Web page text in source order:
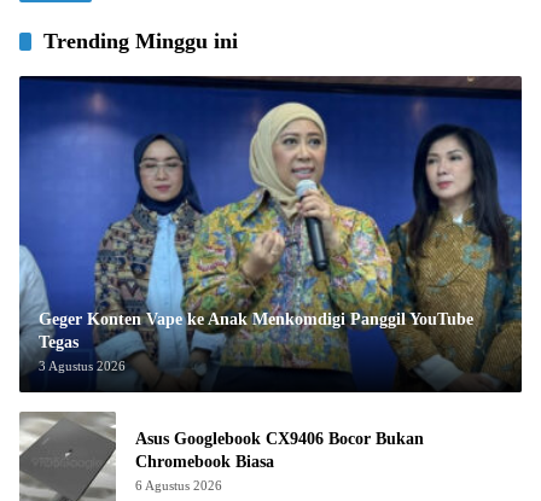
Trending Minggu ini
Geger Konten Vape ke Anak Menkomdigi Panggil YouTube
Tegas
3 Agustus 2026
Asus Googlebook CX9406 Bocor Bukan
Chromebook Biasa
6 Agustus 2026